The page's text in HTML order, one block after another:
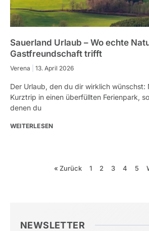
Sauerland Urlaub – Wo echte
Gastfreundschaft trifft
Verena 13. April 2026
Der Urlaub, den du dir wirklich wünschst:
Kurztrip in einen überfüllten Ferienpark,
denen du
WEITERLESEN
« Zurück 1 2 3 4 5
NEWSLETTER